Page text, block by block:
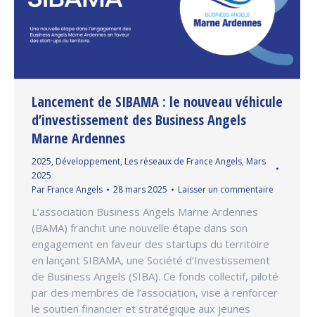
Lancement de SIBAMA : le nouveau véhicule
d’investissement des Business Angels
Marne Ardennes
2025, Développement, Les réseaux de France Angels, Mars
2025
Par France Angels 28 mars 2025 Laisser un commentaire
L’association Business Angels Marne Ardennes
(BAMA) franchit une nouvelle étape dans son
engagement en faveur des startups du territoire
en lançant SIBAMA, une Société d’Investissement
de Business Angels (SIBA). Ce fonds collectif, piloté
par des membres de l’association, vise à renforcer
le soutien financier et stratégique aux jeunes